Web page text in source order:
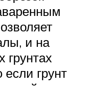
и на
грунтах
грунт